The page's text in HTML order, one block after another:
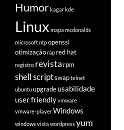
Humorkagarkde
Linux mapa mcdonalds
microsoftntpopenssl
otimizaçãorap red hat
registro revista rpm
shell scriptswaptelnet
ubuntuupgradeusabilidade
user friendlyvmware
vmware-playerWindows
windows vista wordpressyum